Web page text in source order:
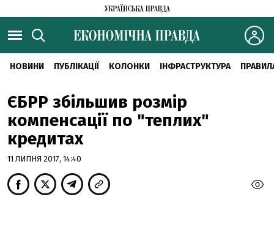
НОВИНИ ПУБЛІКАЦІЇ КОЛОНКИ ІНФРАСТРУКТУРА
ЄБРР збільшив розмір
компенсації по "теплих"
кредитах
11 ЛИПНЯ 2017, 14:40